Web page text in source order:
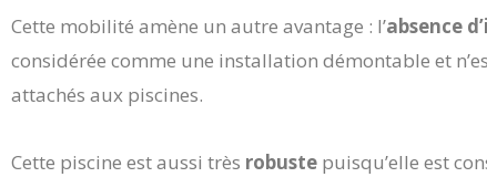
Cette mobilité amène un autre avantage : l’absence
considérée comme une installation démontable et
attachés aux piscines.
Cette piscine est aussi très robuste puisqu’elle est